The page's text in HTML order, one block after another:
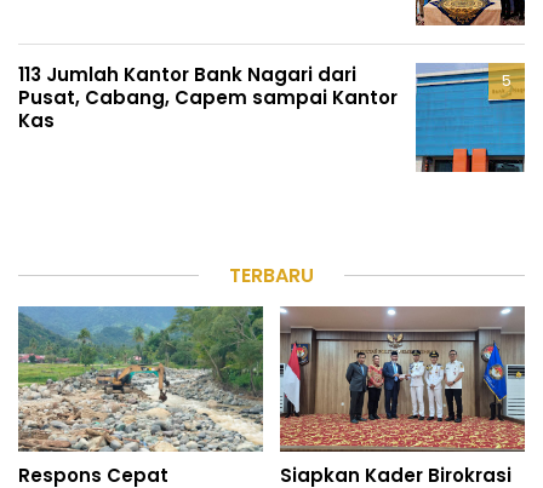
113 Jumlah Kantor Bank Nagari dari
Pusat, Cabang, Capem sampai Kantor
Kas
TERBARU
Respons Cepat
Siapkan Kader Birokrasi